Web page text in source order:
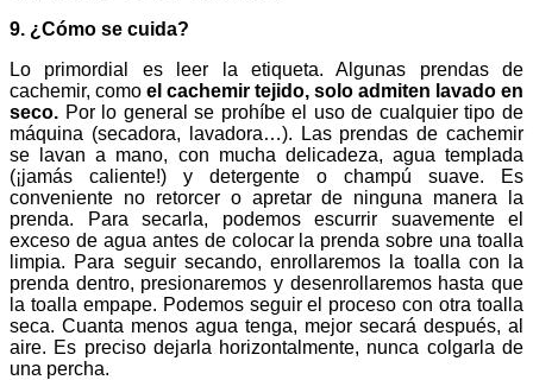
9. ¿Cómo se cuida?
Lo primordial es leer la etiqueta. Algunas prendas de
cachemir, como el cachemir tejido, solo admiten lavado en
seco. Por lo general se prohíbe el uso de cualquier tipo de
máquina (secadora, lavadora…). Las prendas de cachemir
se lavan a mano, con mucha delicadeza, agua templada
(¡jamás caliente!) y detergente o champú suave. Es
conveniente no retorcer o apretar de ninguna manera la
prenda. Para secarla, podemos escurrir suavemente el
exceso de agua antes de colocar la prenda sobre una toalla
limpia. Para seguir secando, enrollaremos la toalla con la
prenda dentro, presionaremos y desenrollaremos hasta que
la toalla empape. Podemos seguir el proceso con otra toalla
seca. Cuanta menos agua tenga, mejor secará después, al
aire. Es preciso dejarla horizontalmente, nunca colgarla de
una percha.